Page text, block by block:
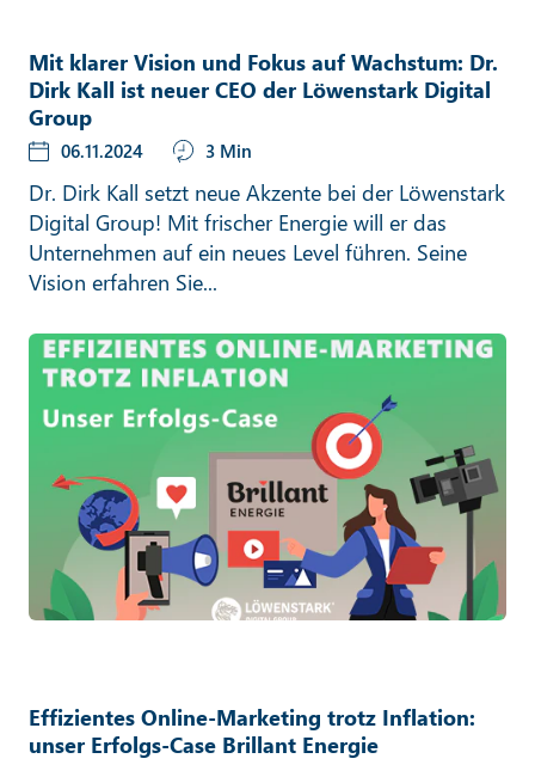
Mit klarer Vision und Fokus auf Wachstum: Dr.
Dirk Kall ist neuer CEO der Löwenstark Digital
Group
06.11.2024 3 Min
Dr. Dirk Kall setzt neue Akzente bei der Löwenstark
Digital Group! Mit frischer Energie will er das
Unternehmen auf ein neues Level führen. Seine
Vision erfahren Sie...
Effizientes Online-Marketing trotz Inflation:
unser Erfolgs-Case Brillant Energie